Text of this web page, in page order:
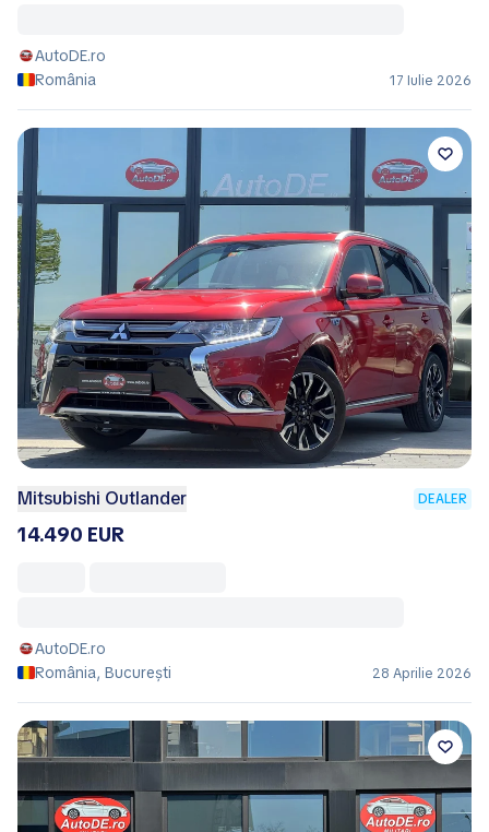
AutoDE.ro
România
17 Iulie 2026
Mitsubishi Outlander DEALER
14.490 EUR
AutoDE.ro
România, București
28 Aprilie 2026